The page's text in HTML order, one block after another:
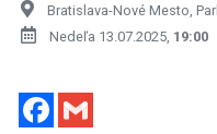
Bratislava-Nové Mesto,
Nedeľa 13.07.2025, 19:00
Facebook